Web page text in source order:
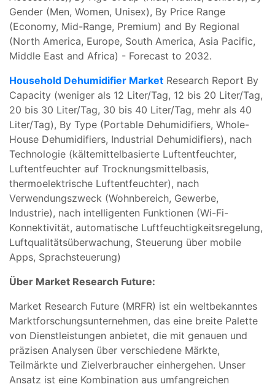
Gender (Men, Women, Unisex), By Price Range
(Economy, Mid-Range, Premium) and By Regional
(North America, Europe, South America, Asia Pacific,
Middle East and Africa) - Forecast to 2032.
Household Dehumidifier Market Research Report By
Capacity (weniger als 12 Liter/Tag, 12 bis 20 Liter/Tag,
20 bis 30 Liter/Tag, 30 bis 40 Liter/Tag, mehr als 40
Liter/Tag), By Type (Portable Dehumidifiers, Whole-
House Dehumidifiers, Industrial Dehumidifiers), nach
Technologie (kältemittelbasierte Luftentfeuchter,
Luftentfeuchter auf Trocknungsmittelbasis,
thermoelektrische Luftentfeuchter), nach
Verwendungszweck (Wohnbereich, Gewerbe,
Industrie), nach intelligenten Funktionen (Wi-Fi-
Konnektivität, automatische Luftfeuchtigkeitsregelung,
Luftqualitätsüberwachung, Steuerung über mobile
Apps, Sprachsteuerung)
Über Market Research Future:
Market Research Future (MRFR) ist ein weltbekanntes
Marktforschungsunternehmen, das eine breite Palette
von Dienstleistungen anbietet, die mit genauen und
präzisen Analysen über verschiedene Märkte,
Teilmärkte und Zielverbraucher einhergehen. Unser
Ansatz ist eine Kombination aus umfangreichen